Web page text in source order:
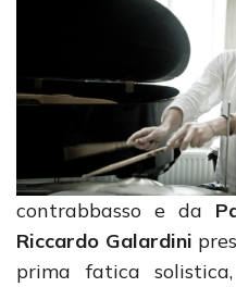
contrabbasso e da
Riccardo Galardini
prima fatica